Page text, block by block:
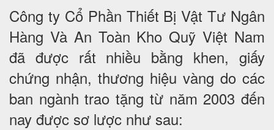
Công ty Cổ Phần Thiết Bị Vật Tư Ngân
Hàng Và An Toàn Kho Quỹ Việt Nam
đã được rất nhiều bằng khen, giấy
chứng nhận, thương hiệu vàng do các
ban ngành trao tặng từ năm 2003 đến
nay được sơ lược như sau: